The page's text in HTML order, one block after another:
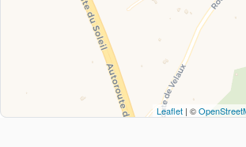
Leaflet | ©